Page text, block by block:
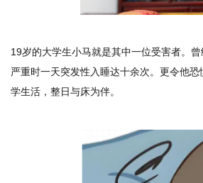
19岁的大学生小马就是其中一位受害者。
严重时一天突发性入睡达十余次。更令他
学生活，整日与床为伴。